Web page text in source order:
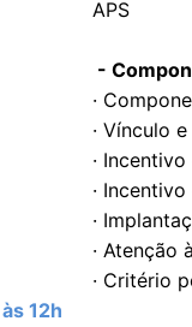
12h
APS
-
·
· Vínculo
·
·
·
· Atenção
· Critério